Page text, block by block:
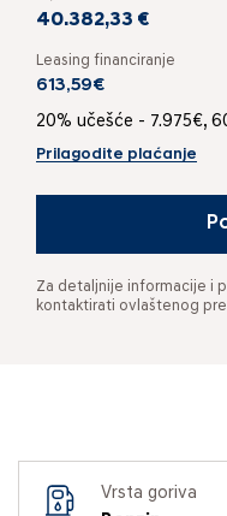
40.382,33 €
Leasing financiranje
613,59€
20% učešće - 7.975€,
Prilagodite plaćanje
Za detaljnije informacije i
kontaktirati ovlaštenog
Vrsta goriva